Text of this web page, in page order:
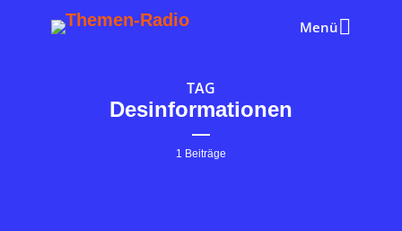
Menü
TAG
Desinformationen
1 Beiträge